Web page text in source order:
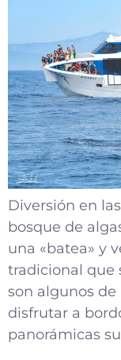
Diversión en
bosque de
una «batea» y
tradicional que
son algunos de
disfrutar a
panorámicas